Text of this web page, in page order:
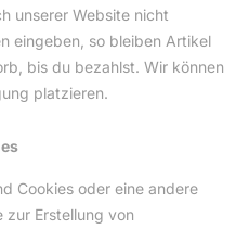
unserer Website nicht
eingeben, so bleiben Artikel
bis du bezahlst. Wir können
platzieren.
Cookies oder eine andere
zur Erstellung von